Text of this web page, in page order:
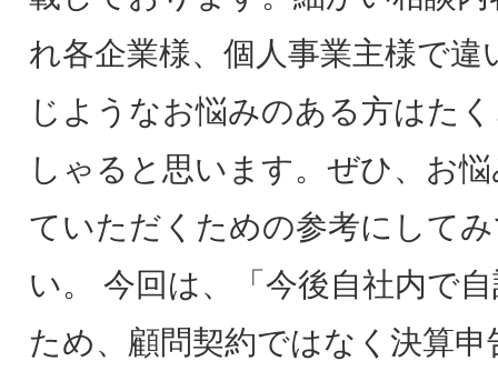
れ各企業様、個人事業主様で違
じようなお悩みのある方はた
しゃると思います。ぜひ、お
ていただくための参考にして
い。 今回は、「今後自社内で
ため、顧問契約ではなく決算申